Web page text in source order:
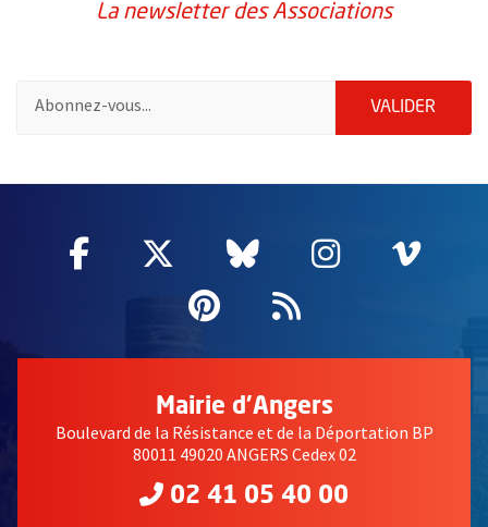
La newsletter des Associations
VALIDER
Facebook
, Ouvre une nouvelle fenêtre
Twitter
, Ouvre une nouvelle
Bluesky
, Ouvre une
Instagram
, Ouvre
,
Pinterest
, Ouvre une
Flux RSS
Mairie d'Angers
Boulevard de la Résistance et de la Déportation BP
80011 49020 ANGERS Cedex 02
02 41 05 40 00